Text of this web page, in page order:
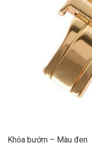
Khóa bướm – Màu đen